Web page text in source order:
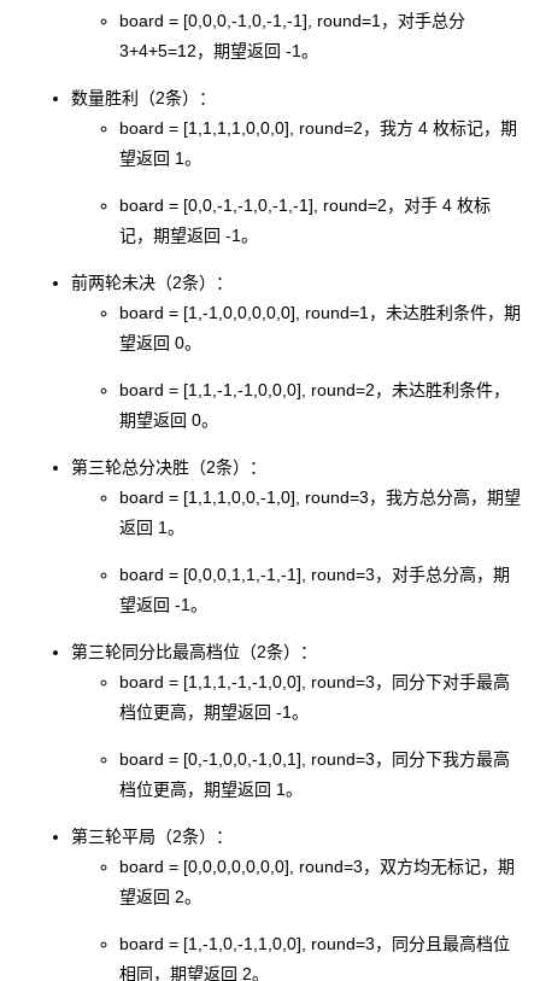
board = [0,0,0,-1,0,-1,-1], round=1 ，对手总分
3+4+5=12，期望返回 -1。
数量胜利（2条）：
board = [1,1,1,1,0,0,0], round=2，我方 4 枚标记，期
望返回 1。
board = [0,0,-1,-1,0,-1,-1], round=2，对手 4 枚标
记，期望返回 -1。
前两轮未决（2条）：
board = [1,-1,0,0,0,0,0], round=1 ，未达胜利条件，期
望返回 0。
board = [1,1,-1,-1,0,0,0], round=2，未达胜利条件，
期望返回 0。
第三轮总分决胜（2条）：
board = [1,1,1,0,0,-1,0], round=3，我方总分高，期望
返回 1。
board = [0,0,0,1,1,-1,-1], round=3，对手总分高，期
望返回 -1。
第三轮同分比最高档位（2条）：
board = [1,1,1,-1,-1,0,0], round=3，同分下对手最高
档位更高，期望返回 -1。
board = [0,-1,0,0,-1,0,1], round=3，同分下我方最高
档位更高，期望返回 1。
第三轮平局（2条）：
board = [0,0,0,0,0,0,0], round=3，双方均无标记，期
望返回 2。
board = [1,-1,0,-1,1,0,0], round=3，同分且最高档位
相同，期望返回 2。